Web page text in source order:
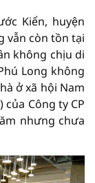
Kiển, huyện
vẫn còn tồn tại
không chịu di
Long không
ở xã hội Nam
của Công ty CP
nhưng chưa